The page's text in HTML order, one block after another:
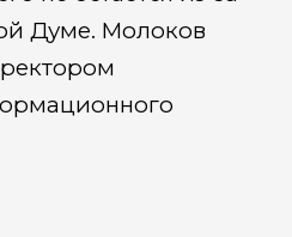
Думе. Молоков